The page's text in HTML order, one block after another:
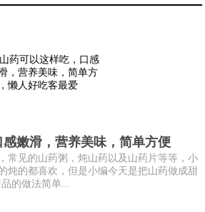
嫩滑，营养美味，简单方便
常见的山药粥，炖山药以及山药片等等，小
炖的都喜欢，但是小编今天是把山药做成甜
的做法简单...